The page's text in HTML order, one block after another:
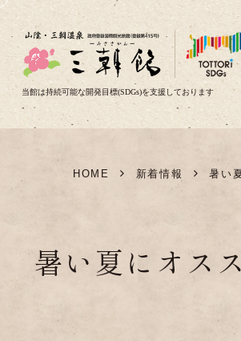
当館は持続可能な開発目標(SDGs)を支援しております
HOME 新着情報 暑い
暑い夏にオス